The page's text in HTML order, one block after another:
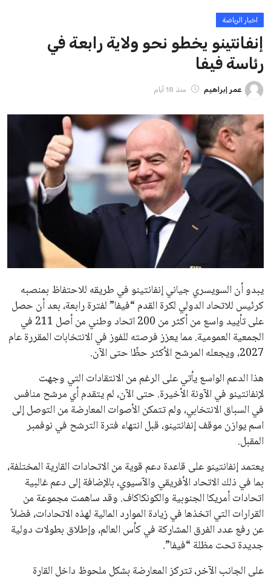
ايوا مصر
الاخبار الشائعة
إنفانتينو يخطو نحو ولاية رابعة في رئاسة فيفا
عمر إبراهيم
مستثمر هندي بريطاني يسعى لامتلاك حصة
عمر إبراهيم 22 يوليو 2026
تحقق من قهوتك المغشوشة 7 علامات تدل
على جودتها قبل أول رشفة
خالد فؤاد 18 يوليو 2026
القائمة البريدية
انضم إلى قائمة المشتركين لدينا لتحصل على أحدث الأخبار، التحديثات
والعروض الخاصة مباشرة في صندوق بريدك
اشتراك
جميع الحقوق محفوظة لموقعنا ايوا مصر